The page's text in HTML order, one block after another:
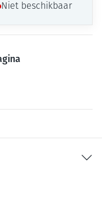
Niet beschikbaar
pagina